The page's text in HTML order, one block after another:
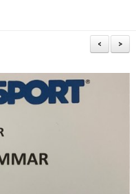
>
<